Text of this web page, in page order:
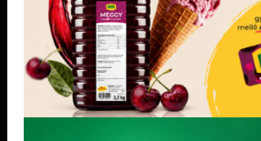
Dia-Wellness Sütőliszt
Paleolit Bejgli mix